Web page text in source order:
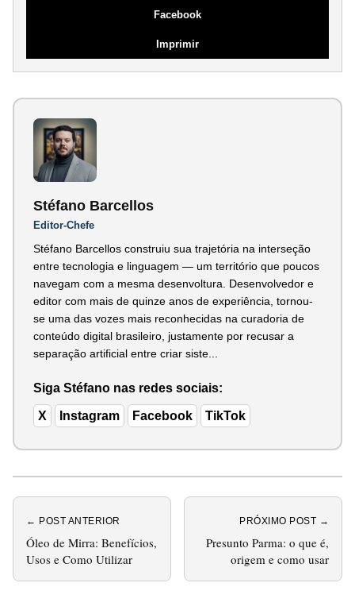
Facebook
Imprimir
Stéfano Barcellos
Editor-Chefe
Stéfano Barcellos construiu sua trajetória na interseção
entre tecnologia e linguagem — um território que poucos
navegam com a mesma desenvoltura. Desenvolvedor e
editor com mais de quinze anos de experiência, tornou-
se uma das vozes mais reconhecidas na curadoria de
conteúdo digital brasileiro, justamente por recusar a
separação artificial entre criar siste...
Siga Stéfano nas redes sociais:
X Instagram Facebook TikTok
← POST ANTERIOR
Óleo de Mirra: Benefícios,
Usos e Como Utilizar
PRÓXIMO POST →
Presunto Parma: o que é,
origem e como usar